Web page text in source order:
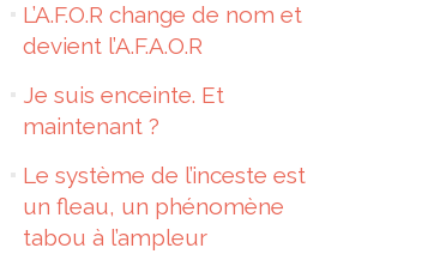
L’A.F.O.R change de nom et
devient l’A.F.A.O.R
Je suis enceinte. Et
maintenant ?
Le système de l’inceste est
un fleau, un phénomène
tabou à l’ampleur